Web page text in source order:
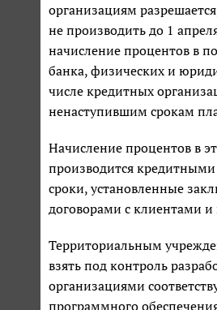
организациям
не производить до 1
начисление процентов в
банка, физических и
числе кредитных
ненаступившим срокам
Начисление процентов в
производится
сроки, установленные
договорами с клиентами
Территориальным
взять под контроль
организациями
программного